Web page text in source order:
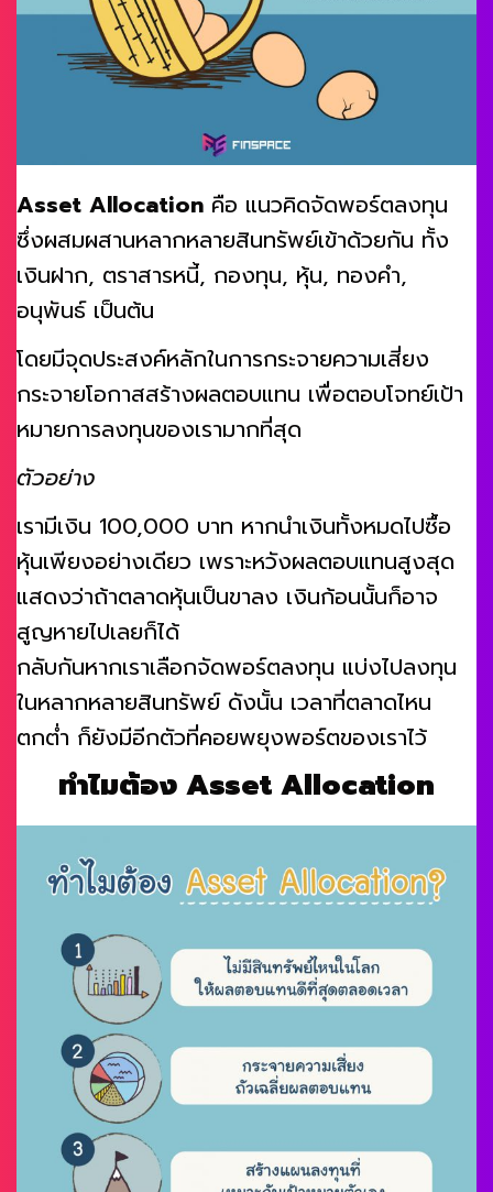
Asset Allocation คือ แนวคิดจัดพอร์ตลงทุน
ซึ่งผสมผสานหลากหลายสินทรัพย์เข้าด้วยกัน ทั้ง
เงินฝาก, ตราสารหนี้, กองทุน, หุ้น, ทองคำ,
อนุพันธ์ เป็นต้น
โดยมีจุดประสงค์หลักในการกระจายความเสี่ยง
กระจายโอกาสสร้างผลตอบแทน เพื่อตอบโจทย์เป้า
หมายการลงทุนของเรามากที่สุด
ตัวอย่าง
เรามีเงิน 100,000 บาท หากนำเงินทั้งหมดไปซื้อ
หุ้นเพียงอย่างเดียว เพราะหวังผลตอบแทนสูงสุด
แสดงว่าถ้าตลาดหุ้นเป็นขาลง เงินก้อนนั้นก็อาจ
สูญหายไปเลยก็ได้
กลับกันหากเราเลือกจัดพอร์ตลงทุน แบ่งไปลงทุน
ในหลากหลายสินทรัพย์ ดังนั้น เวลาที่ตลาดไหน
ตกต่ำ ก็ยังมีอีกตัวที่คอยพยุงพอร์ตของเราไว้
ทำไมต้อง Asset Allocation